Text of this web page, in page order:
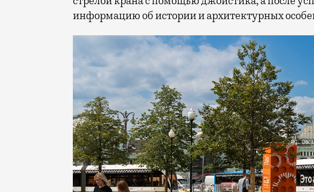
информацию об истории и архитектурных